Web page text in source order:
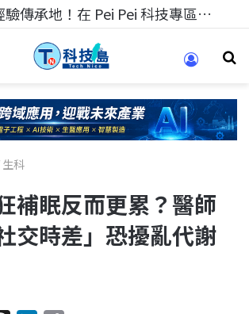
科技人的經驗傳承地！在 Pei Pei 科技專區，與學弟妹交流最硬核的技術
生科
補眠反而更累？醫師
交時差」恐擾亂代謝